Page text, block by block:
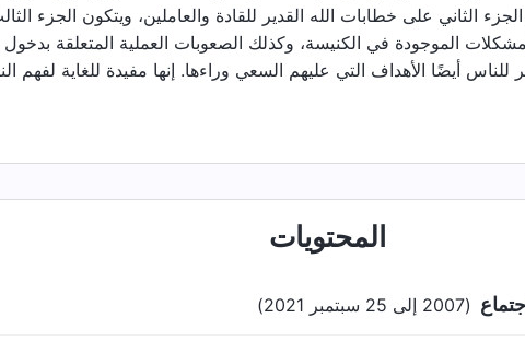
الجزء الثاني على خطابات الله القدير للقادة والعاملين، ويتكون
الموجودة في الكنيسة، وكذلك الصعوبات العملية المتعلقة
للناس أيضًا الأهداف التي عليهم السعي وراءها. إنها مفيدة للغاية لفهم
المحتويات
(2007 إلى 25 سبتمبر 2021)